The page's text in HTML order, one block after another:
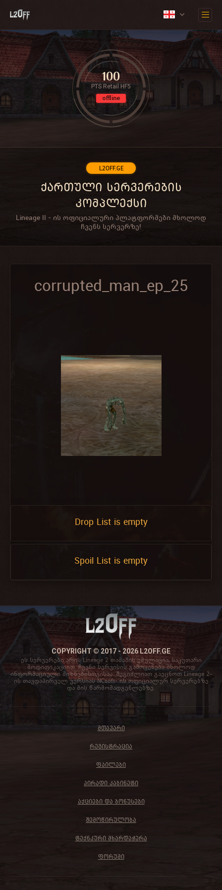
L2OFF.GE
ქართული სერვერების
კომპლექსი
Lineage II - ის ოფიციალური პლატფორმები მხოლოდ
ჩვენს სერვერზე!
100
PTS Retail HF5
offline
corrupted_man_ep_25
Drop List is empty
Spoil List is empty
COPYRIGHT © 2017 - 2026 L2OFF.GE
ეს სერვერები არის Lineage 2 თამაშის ემულაცია, საკუთარი
მოდიფიკაციით. ჩვენი სერვისის გამოყენება მხოლოდ
ინფორმაციული მიზნებისთვისაა. შეგიძლიათ გაეცნოთ Lineage 2-
ის თავდაპირველ ვერსიას NCsoft- ის ოფიციალურ სერვერებზე
და მის წარმომადგენლებზე.
ᲛᲗᲐᲕᲐᲠᲘ
ᲠᲔᲒᲘᲡᲢᲠᲐᲪᲘᲐ
ᲤᲐᲘᲚᲔᲑᲘ
ᲞᲘᲠᲐᲓᲘ ᲙᲐᲑᲘᲜᲔᲢᲘ
ᲐᲥᲪᲘᲔᲑᲘ ᲓᲐ ᲑᲝᲜᲣᲡᲔᲑᲘ
ᲨᲔᲛᲝᲬᲘᲠᲣᲚᲝᲑᲐ
ᲢᲔᲥᲜᲙᲣᲠᲘ ᲛᲮᲐᲠᲓᲐᲭᲔᲠᲐ
ᲤᲝᲠᲣᲛᲘ